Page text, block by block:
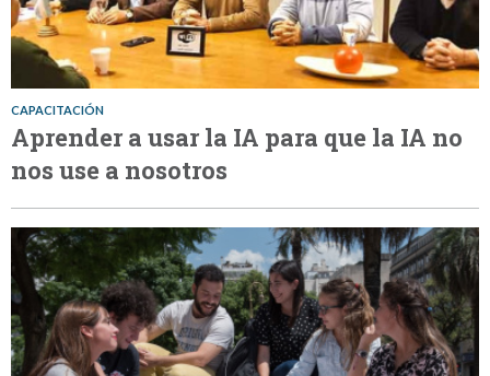
CAPACITACIÓN
Aprender a usar la IA para que la IA no
nos use a nosotros